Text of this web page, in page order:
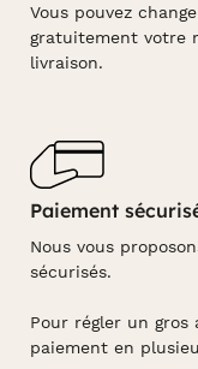
Vous pouvez
gratuitement votre
livraison.
Paiement
Nous vous
sécurisés.
Pour régler un gros
paiement en